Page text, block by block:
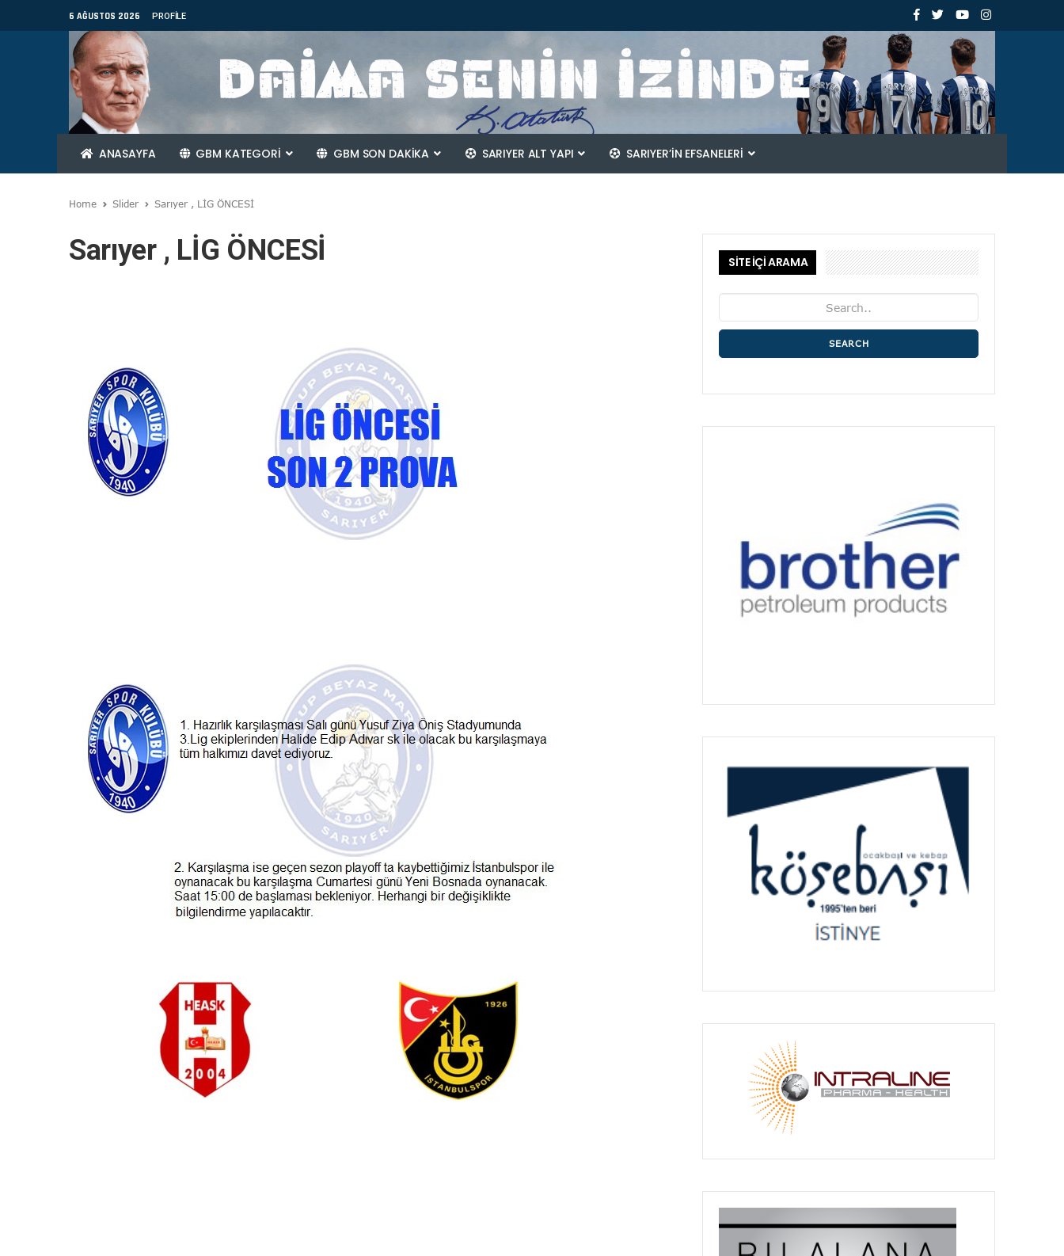
6 AĞUSTOS 2026 PROFILE
ANASAYFA GBM KATEGORİ GBM SON DAKİKA SARIYER ALT YAPI SARIYER’IN EFSANELERI
Home Slider Sarıyer , LİG ÖNCESİ
Sarıyer , LİG ÖNCESİ SİTE İÇİ ARAMA
SEARCH